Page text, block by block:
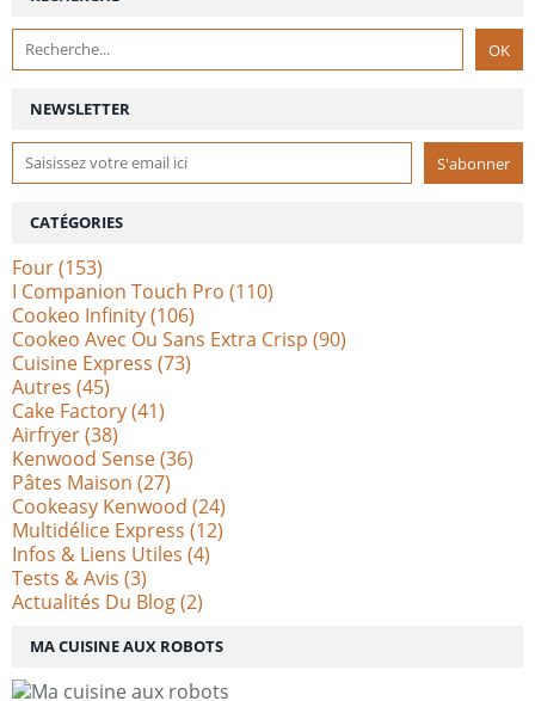
NEWSLETTER
MA CUISINE AUX ROBOTS
CATÉGORIES
Four(153)
I Companion Touch Pro (110)
Cookeo Infinity(106)
Cookeo Avec Ou Sans Extra Crisp (90)
Cuisine Express (73)
Autres (45)
Cake Factory(41)
Airfryer(38)
Kenwood Sense(36)
Pâtes Maison (27)
Cookeasy Kenwood (24)
Multidélice Express (12)
Infos & Liens Utiles (4)
Tests & Avis (3)
Actualités Du Blog(2)